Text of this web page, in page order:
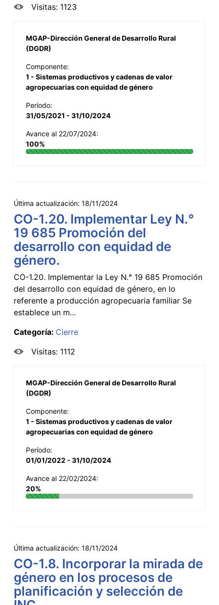
Visitas: 1123
MGAP-Dirección General de Desarrollo Rural
(DGDR)
Componente:
1 - Sistemas productivos y cadenas de valor
agropecuarias con equidad de género
Período:
31/05/2021 - 31/10/2024
Avance al 22/07/2024:
100%
Última actualización: 18/11/2024
CO-1.20. Implementar Ley N.°
19 685 Promoción del
desarrollo con equidad de
género.
CO-1.20. Implementar la Ley N.° 19 685 Promoción
del desarrollo con equidad de género, en lo
referente a producción agropecuaria familiar Se
establece un m...
Categoría: Cierre
Visitas: 1112
MGAP-Dirección General de Desarrollo Rural
(DGDR)
Componente:
1 - Sistemas productivos y cadenas de valor
agropecuarias con equidad de género
Período:
01/01/2022 - 31/10/2024
Avance al 22/02/2024:
20%
Última actualización: 18/11/2024
CO-1.8. Incorporar la mirada de
género en los procesos de
planificación y selección de